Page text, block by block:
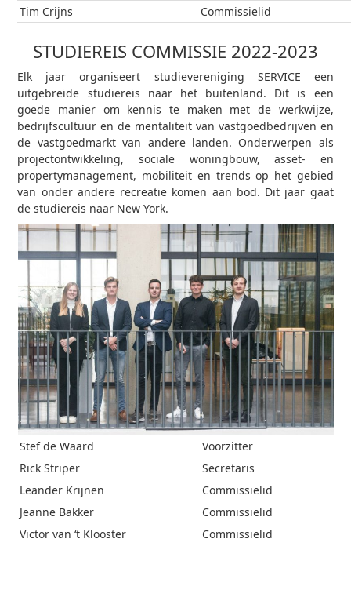
Tim Crijns Commissielid
STUDIEREIS COMMISSIE 2022-2023
Elk jaar organiseert studievereniging SERVICE een
uitgebreide studiereis naar het buitenland. Dit is een
goede manier om kennis te maken met de werkwijze,
bedrijfscultuur en de mentaliteit van vastgoedbedrijven en
de vastgoedmarkt van andere landen. Onderwerpen als
projectontwikkeling, sociale woningbouw, asset- en
propertymanagement, mobiliteit en trends op het gebied
van onder andere recreatie komen aan bod. Dit jaar gaat
de studiereis naar New York.
Stef de Waard
Voorzitter
Rick Striper
Secretaris
Leander Krijnen
Commissielid
Jeanne Bakker
Commissielid
Victor van ‘t Klooster
Commissielid